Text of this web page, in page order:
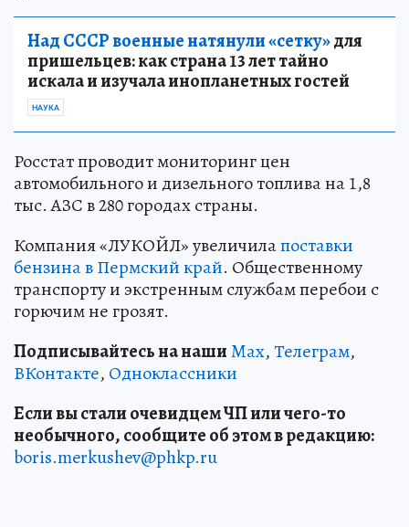
Над СССР военные натянули «сетку»для
пришельцев: как страна 13 лет тайно
искала и изучала инопланетных гостей
НАУКА
Росстат проводит мониторинг цен
автомобильного и дизельного топлива на 1,8
тыс. АЗС в 280 городах страны.
Компания «ЛУКОЙЛ» увеличилапоставки
бензина в Пермский край. Общественному
транспорту и экстренным службам перебои с
горючим не грозят.
Подписывайтесь на нашиMax,Телеграм,
ВКонтакте, Одноклассники
Если вы стали очевидцем ЧП или чего-то
необычного, сообщите об этом в редакцию:
boris.merkushev@phkp.ru